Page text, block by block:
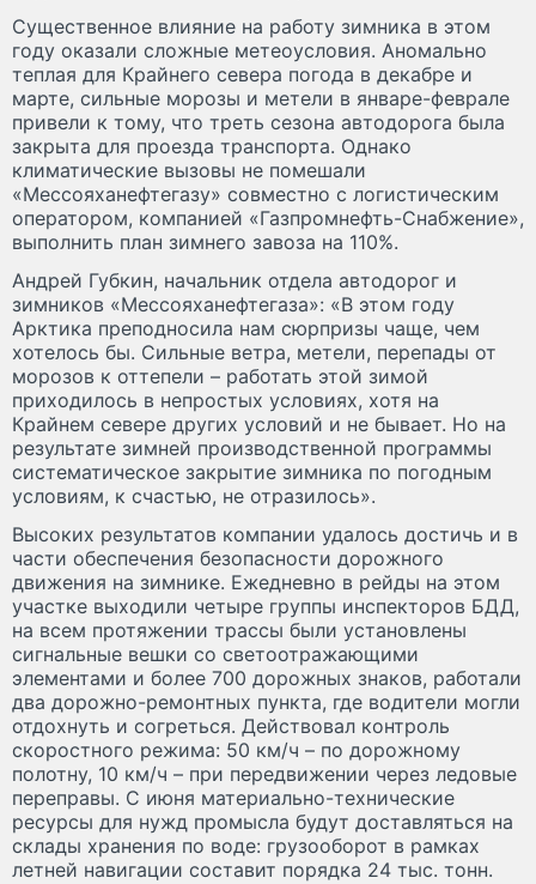
Существенное влияние на работу зимника в этом
году оказали сложные метеоусловия. Аномально
теплая для Крайнего севера погода в декабре и
марте, сильные морозы и метели в январе-феврале
привели к тому, что треть сезона автодорога была
закрыта для проезда транспорта. Однако
климатические вызовы не помешали
«Мессояханефтегазу» совместно с логистическим
оператором, компанией «Газпромнефть-Снабжение»,
выполнить план зимнего завоза на 110%.
Андрей Губкин, начальник отдела автодорог и
зимников «Мессояханефтегаза»: «В этом году
Арктика преподносила нам сюрпризы чаще, чем
хотелось бы. Сильные ветра, метели, перепады от
морозов к оттепели – работать этой зимой
приходилось в непростых условиях, хотя на
Крайнем севере других условий и не бывает. Но на
результате зимней производственной программы
систематическое закрытие зимника по погодным
условиям, к счастью, не отразилось».
Высоких результатов компании удалось достичь и в
части обеспечения безопасности дорожного
движения на зимнике. Ежедневно в рейды на этом
участке выходили четыре группы инспекторов БДД,
на всем протяжении трассы были установлены
сигнальные вешки со светоотражающими
элементами и более 700 дорожных знаков, работали
два дорожно-ремонтных пункта, где водители могли
отдохнуть и согреться. Действовал контроль
скоростного режима: 50 км/ч – по дорожному
полотну, 10 км/ч – при передвижении через ледовые
переправы. С июня материально-технические
ресурсы для нужд промысла будут доставляться на
склады хранения по воде: грузооборот в рамках
летней навигации составит порядка 24 тыс. тонн.